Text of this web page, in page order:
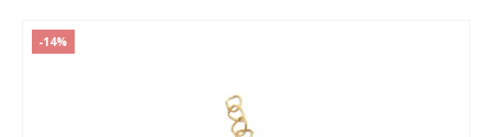
-14%